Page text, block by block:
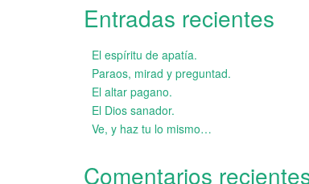
Entradas recientes
El espíritu de apatía.
Paraos, mirad y preguntad.
El altar pagano.
El Dios sanador.
Ve, y haz tu lo mismo…
Comentarios